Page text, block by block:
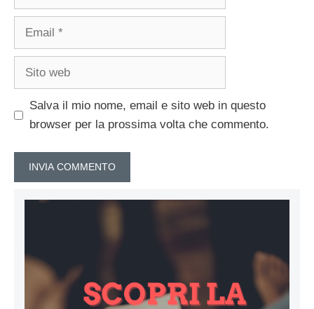
Email
Sito
Salva il mio nome, email e sito web in questo
browser per la prossima volta che commento.